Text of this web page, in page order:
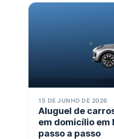
15 DE JUNHO DE 2026
Aluguel de
em domicílio em
passo a passo